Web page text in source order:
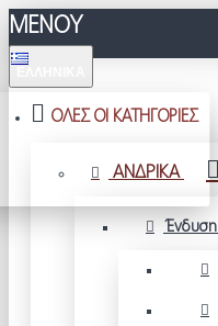
ΜΕΝΟΥ
ΟΛΕΣ ΟΙ ΚΑΤΗΓΟΡΙΕΣ
ΑΝΔΡΙΚΑ
Ένδυση